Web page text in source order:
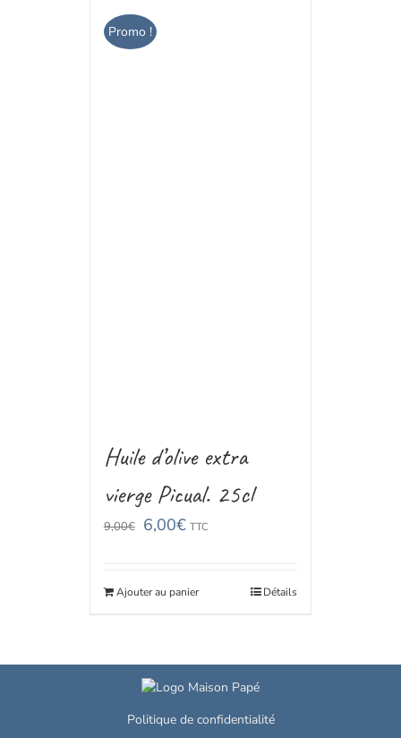
Promo !
Huile d’olive extra
vierge Picual. 25cl
9,00€ 6,00€ TTC
Ajouter au panier Détails
Politique de confidentialité